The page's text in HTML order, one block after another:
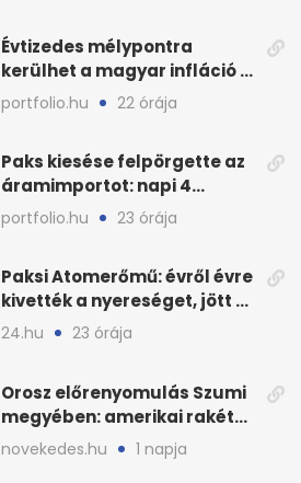
Évtizedes mélypontra
kerülhet a magyar infláció a
KSH új adata szerint
portfolio.hu 22 órája
Paks kiesése felpörgette az
áramimportot: napi 4
milliárd forintos számla
portfolio.hu 23 órája
Paksi Atomerőmű: évről évre
kivették a nyereséget, jött a
baj
24.hu 23 órája
Orosz előrenyomulás Szumi
megyében: amerikai rakéták
is zsákmányként
novekedes.hu 1 napja